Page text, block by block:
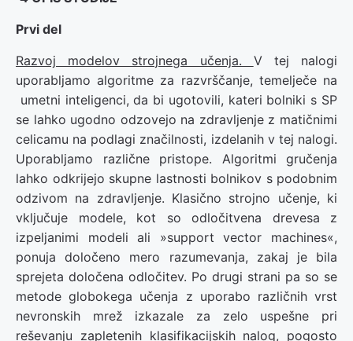
Prvi del
Razvoj modelov strojnega učenja. V tej nalogi
uporabljamo algoritme za razvrščanje, temelječe na
umetni inteligenci, da bi ugotovili, kateri bolniki s SP
se lahko ugodno odzovejo na zdravljenje z matičnimi
celicamu na podlagi značilnosti, izdelanih v tej nalogi.
Uporabljamo različne pristope. Algoritmi gručenja
lahko odkrijejo skupne lastnosti bolnikov s podobnim
odzivom na zdravljenje. Klasično strojno učenje, ki
vključuje modele, kot so odločitvena drevesa z
izpeljanimi modeli ali »support vector machines«,
ponuja določeno mero razumevanja, zakaj je bila
sprejeta določena odločitev. Po drugi strani pa so se
metode globokega učenja z uporabo različnih vrst
nevronskih mrež izkazale za zelo uspešne pri
reševanju zapletenih klasifikacijskih nalog, pogosto